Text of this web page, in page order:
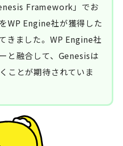
Framework」でお
WP Engine社が獲得した
きました。WP Engine社
と融合して、Genesisは
ことが期待されていま